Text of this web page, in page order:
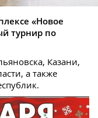
«Новое
турнир по
Казани,
а также